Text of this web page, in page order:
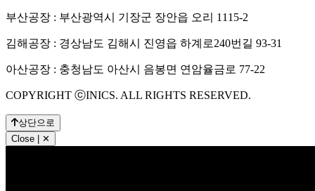
부산공장 : 부산광역시 기장군 장안읍 오리 1115-2
김해공장 : 경상남도 김해시 진영읍 하계로240번길 93-31
아산공장 : 충청남도 아산시 음봉면 연암율금로 77-22
COPYRIGHT ⓒINICS. ALL RIGHTS RESERVED.
상단으로
Close | ✕